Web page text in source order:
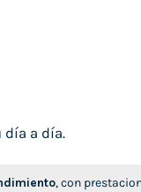
a día.
, con